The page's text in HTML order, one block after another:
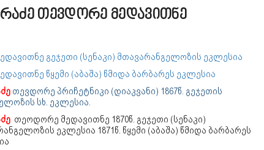
თევდორე მედავითნე
გეჯეთი (სენაკი) მთავარანგელოზის ეკლესია
წყემი (აბაშა) წმიდა ბარბარეს ეკლესია
თევდორე პრიჩეტნიკი (დიაკვანი) 1867წ. გეჯეთის
სხ. ეკლესია.
თეოდორე მედავითნე 1870წ. გეჯეთი (სენაკი)
ეკლესია 1871წ. წყემი (აბაშა) წმიდა ბარბარეს